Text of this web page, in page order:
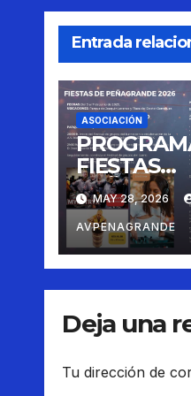
Entrada
ASOCIACIÓN
FIESTAS
MAY 28, 2026
AVPENAGRANDE
Deja una
Tu dirección de